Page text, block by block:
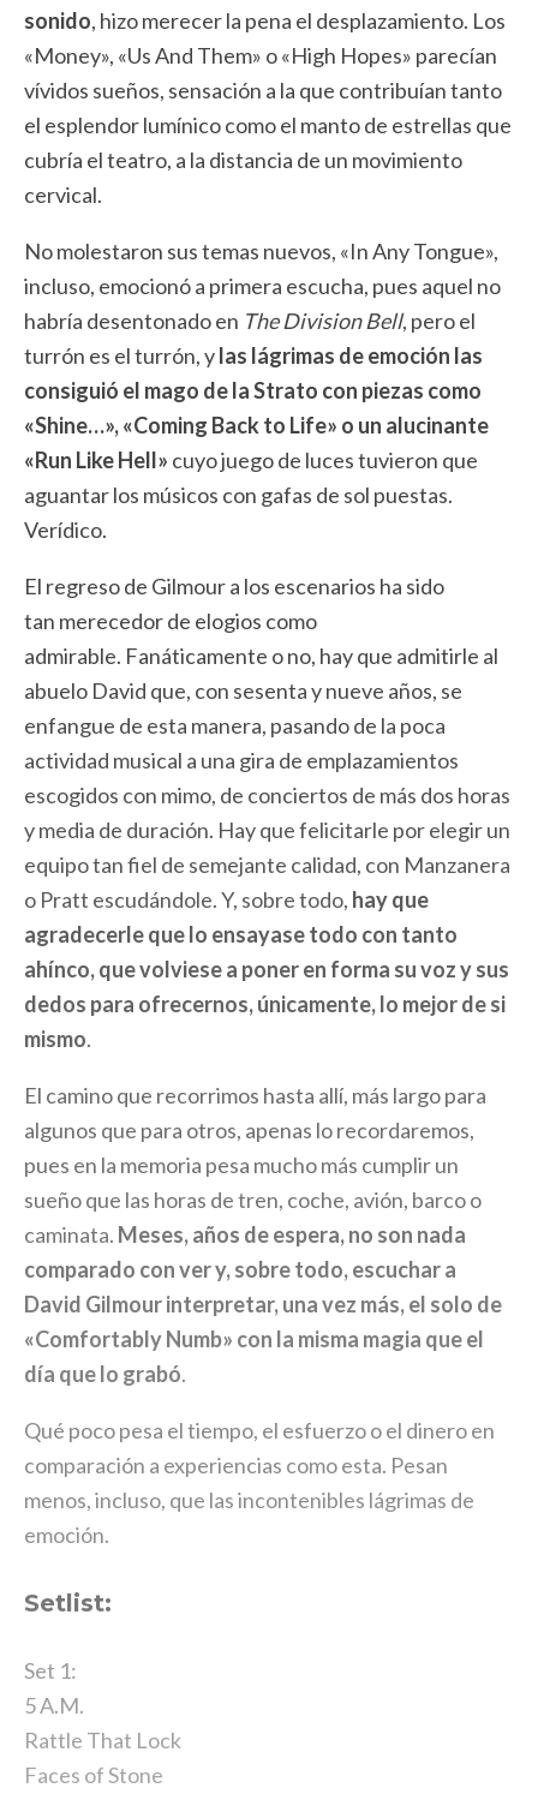
sonido, hizo merecer la pena el desplazamiento. Los
«Money», «Us And Them» o «High Hopes» parecían
vívidos sueños, sensación a la que contribuían tanto
el esplendor lumínico como el manto de estrellas que
cubría el teatro, a la distancia de un movimiento
cervical.
No molestaron sus temas nuevos, «In Any Tongue»,
incluso, emocionó a primera escucha, pues aquel no
habría desentonado en The Division Bell, pero el
turrón es el turrón, ylas lágrimas de emoción las
consiguió el mago de la Strato con piezas como
«Shine…», «Coming Back to Life» o un alucinante
«Run Like Hell» cuyo juego de luces tuvieron que
aguantar los músicos con gafas de sol puestas.
Verídico.
El regreso de Gilmour a los escenarios ha sido
tan merecedor de elogios como
admirable. Fanáticamente o no, hay que admitirle al
abuelo David que, con sesenta y nueve años, se
enfangue de esta manera, pasando de la poca
actividad musical a una gira de emplazamientos
escogidos con mimo, de conciertos de más dos horas
y media de duración. Hay que felicitarle por elegir un
equipo tan fiel de semejante calidad, con Manzanera
o Pratt escudándole. Y, sobre todo, hay que
agradecerle que lo ensayase todo con tanto
ahínco, que volviese a poner en forma su voz y sus
dedos para ofrecernos, únicamente, lo mejor de si
mismo.
El camino que recorrimos hasta allí, más largo para
algunos que para otros, apenas lo recordaremos,
pues en la memoria pesa mucho más cumplir un
sueño que las horas de tren, coche, avión, barco o
caminata. Meses, años de espera, no son nada
comparado con ver y, sobre todo, escuchar a
David Gilmour interpretar, una vez más, el solo de
«Comfortably Numb» con la misma magia que el
día que lo grabó.
Qué poco pesa el tiempo, el esfuerzo o el dinero en
comparación a experiencias como esta. Pesan
menos, incluso, que las incontenibles lágrimas de
emoción.
Setlist:
Set 1:
5 A.M.
Rattle That Lock
Faces of Stone